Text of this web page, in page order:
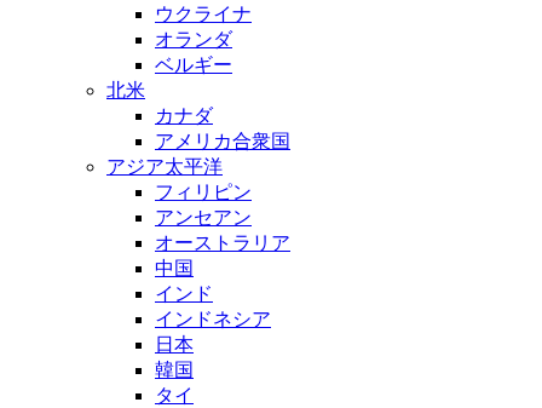
ウクライナ
オランダ
ベルギー
北米
カナダ
アメリカ合衆国
アジア太平洋
フィリピン
アンセアン
オーストラリア
中国
インド
インドネシア
日本
韓国
タイ